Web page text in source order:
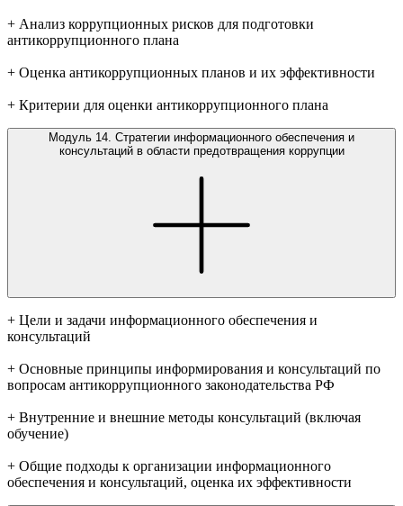
+ Анализ коррупционных рисков для подготовки
антикоррупционного плана
+ Оценка антикоррупционных планов и их эффективности
+ Критерии для оценки антикоррупционного плана
Модуль 14. Стратегии информационного обеспечения и
консультаций в области предотвращения коррупции
+ Цели и задачи информационного обеспечения и
консультаций
+ Основные принципы информирования и консультаций по
вопросам антикоррупционного законодательства РФ
+ Внутренние и внешние методы консультаций (включая
обучение)
+ Общие подходы к организации информационного
обеспечения и консультаций, оценка их эффективности